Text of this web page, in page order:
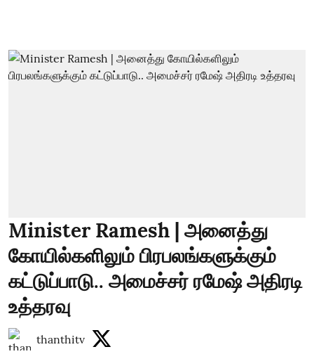
Minister Ramesh | அனைத்து
கோயில்களிலும் பிரபலங்களுக்கும்
கட்டுப்பாடு.. அமைச்சர் ரமேஷ் அதிரடி
உத்தரவு
thanthitv